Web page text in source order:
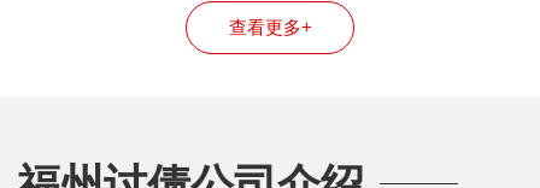
海讨债公司
合作的成功
作？
公司是否正
规合法？
查看更多+